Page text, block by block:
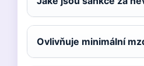
Ovlivňuje minimální